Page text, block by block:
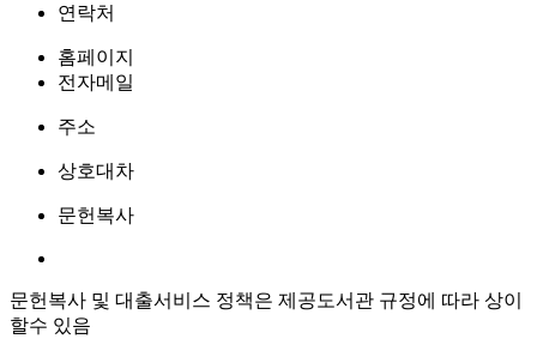
연락처
홈페이지
전자메일
주소
상호대차
문헌복사
문헌복사 및 대출서비스 정책은 제공도서관 규정에 따라 상이
할수 있음